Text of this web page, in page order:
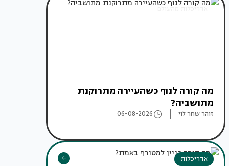
אדריכלות מהעולם
מה קורה לנוף כשהעיירה מתרוקנת
מתושביה?
זוהר שחר לוי 06-08-2026
אדריכלות